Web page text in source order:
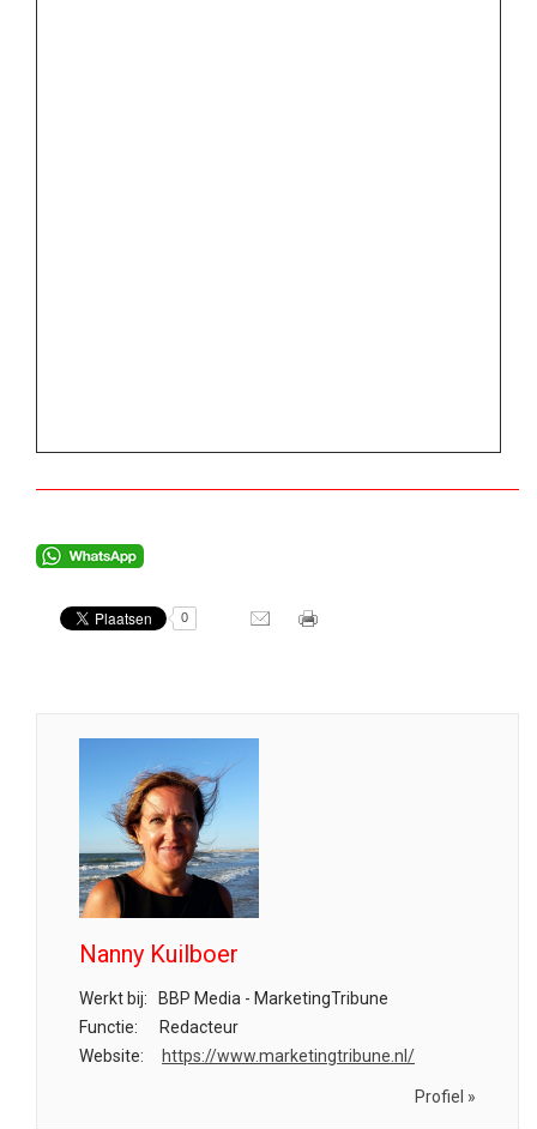
0
Nanny Kuilboer
Werkt bij:
BBP Media - MarketingTribune
Functie:
Redacteur
Website:
https://www.marketingtribune.nl/
Profiel »